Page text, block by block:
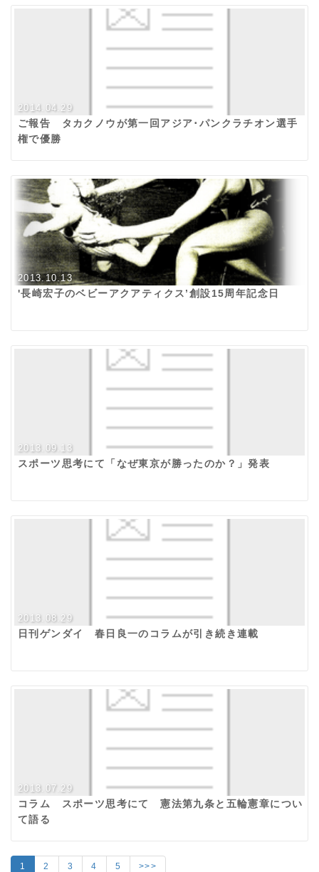
2014.04.29
ご報告 タカクノウが第一回アジア･パンクラチオン選手
権で優勝
2013.10.13
'長崎宏子のベビーアクアティクス’創設15周年記念日
2013.09.13
スポーツ思考にて「なぜ東京が勝ったのか？」発表
2013.08.29
日刊ゲンダイ 春日良一のコラムが引き続き連載
2013.07.29
コラム スポーツ思考にて 憲法第九条と五輪憲章につい
て語る
1 2 3 4 5 >>>